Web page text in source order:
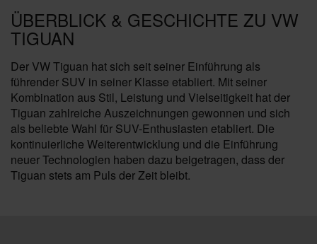
ÜBERBLICK & GESCHICHTE ZU VW
TIGUAN
Der VW Tiguan hat sich seit seiner Einführung als
führender SUV in seiner Klasse etabliert. Mit seiner
Kombination aus Stil, Leistung und Vielseitigkeit hat der
Tiguan zahlreiche Auszeichnungen gewonnen und sich
als beliebte Wahl für SUV-Enthusiasten etabliert. Die
kontinuierliche Weiterentwicklung und die Einführung
neuer Technologien haben dazu beigetragen, dass der
Tiguan stets am Puls der Zeit bleibt.